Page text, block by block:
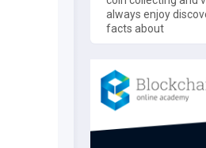
always enjoy
facts about